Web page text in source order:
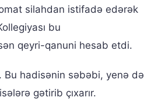
silahdan istifadə edərək
bu
qeyri-qanuni hesab etdi.
hadisənin səbəbi, yenə də
gətirib çıxarır.